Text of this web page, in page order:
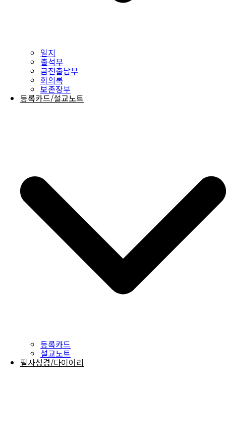
일지
출석부
금전출납부
회의록
보존장부
등록카드/설교노트
등록카드
설교노트
필사성경/다이어리